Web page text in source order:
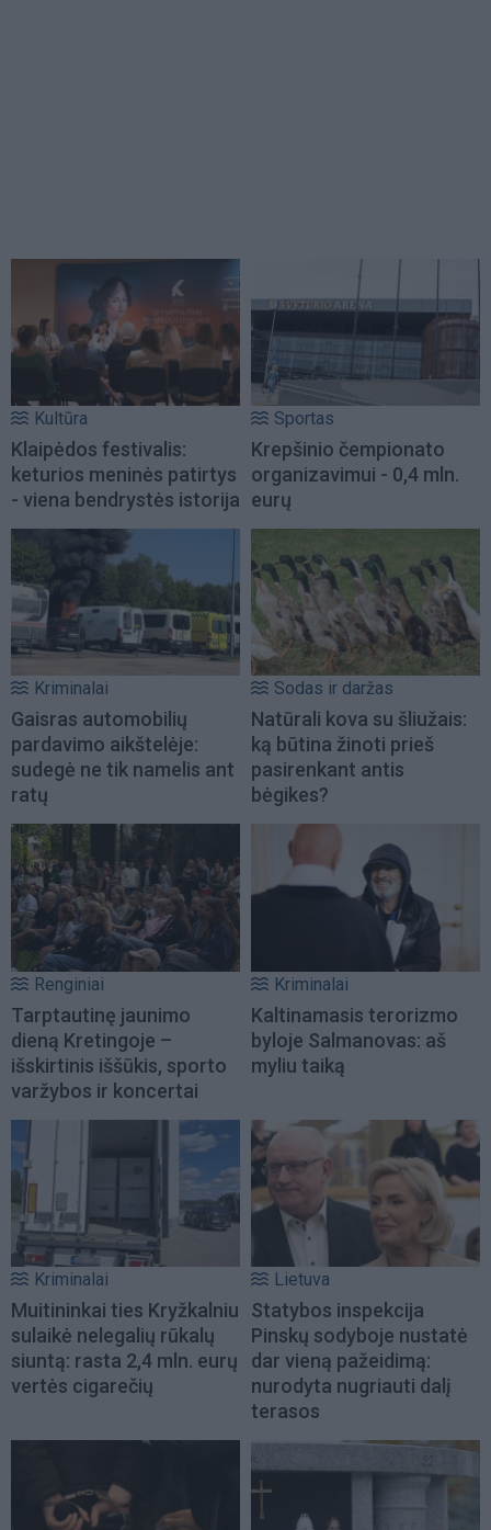
Kultūra
Klaipėdos festivalis:
keturios meninės patirtys
- viena bendrystės istorija
Sportas
Krepšinio čempionato
organizavimui - 0,4 mln.
eurų
Kriminalai
Gaisras automobilių
pardavimo aikštelėje:
sudegė ne tik namelis ant
ratų
Sodas ir daržas
Natūrali kova su šliužais:
ką būtina žinoti prieš
pasirenkant antis
bėgikes?
Renginiai
Tarptautinę jaunimo
dieną Kretingoje –
išskirtinis iššūkis, sporto
varžybos ir koncertai
Kriminalai
Kaltinamasis terorizmo
byloje Salmanovas: aš
myliu taiką
Kriminalai
Muitininkai ties Kryžkalniu
sulaikė nelegalių rūkalų
siuntą: rasta 2,4 mln. eurų
vertės cigarečių
Lietuva
Statybos inspekcija
Pinskų sodyboje nustatė
dar vieną pažeidimą:
nurodyta nugriauti dalį
terasos